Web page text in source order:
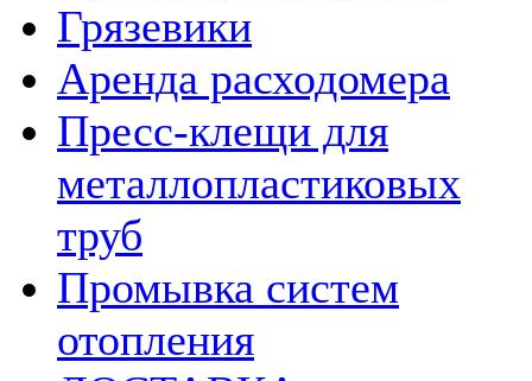
Грязевики
Аренда расходомера
Пресс-клещи для
металлопластиковых
труб
Промывка систем
отопления